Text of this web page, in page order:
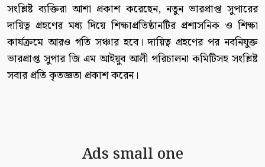
সংশ্লিষ্ট ব্যক্তিরা আশা প্রকাশ করেছেন, নতুন ভারপ্রাপ্ত সুপারের
দায়িত্ব গ্রহণের মধ্য দিয়ে শিক্ষাপ্রতিষ্ঠানটির প্রশাসনিক ও শিক্ষা
কার্যক্রমে আরও গতি সঞ্চার হবে। দায়িত্ব গ্রহণের পর নবনিযুক্ত
ভারপ্রাপ্ত সুপার জি এম আইয়ুব আলী পরিচালনা কমিটিসহ সংশ্লিষ্ট
সবার প্রতি কৃতজ্ঞতা প্রকাশ করেন।
Ads small one